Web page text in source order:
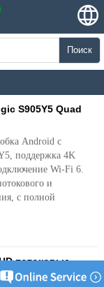
Поиск
S905Y5 Quad
Android с
поддержка 4K
Wi-Fi 6.
и
с полной
потоковые